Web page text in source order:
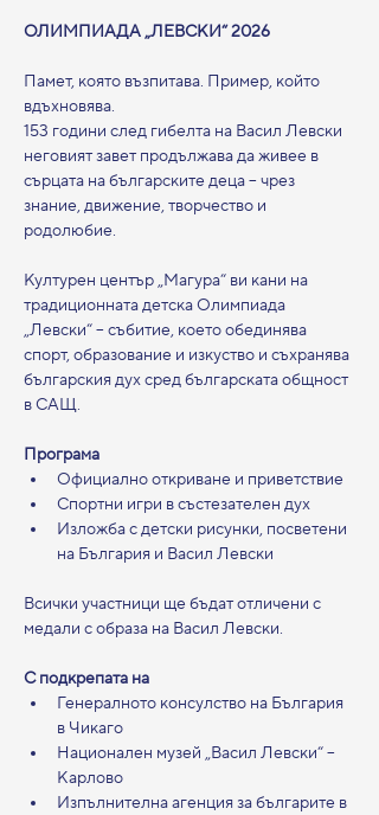
ОЛИМПИАДА „ЛЕВСКИ“ 2026
Памет, която възпитава. Пример, който
вдъхновява.
153 години след гибелта на Васил Левски
неговият завет продължава да живее в
сърцата на българските деца – чрез
знание, движение, творчество и
родолюбие.
Културен център „Магура“ ви кани на
традиционната детска Олимпиада
„Левски“ – събитие, което обединява
спорт, образование и изкуство и съхранява
българския дух сред българската общност
в САЩ.
Програма
Официално откриване и приветствие
Спортни игри в състезателен дух
Изложба с детски рисунки, посветени
на България и Васил Левски
Всички участници ще бъдат отличени с
медали с образа на Васил Левски.
С подкрепата на
Генералното консулство на България
в Чикаго
Национален музей „Васил Левски“ –
Карлово
Изпълнителна агенция за българите в